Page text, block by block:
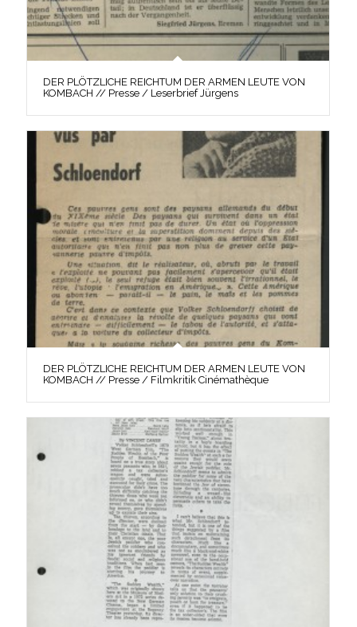
DER PLÖTZLICHE REICHTUM DER ARMEN LEUTE VON
KOMBACH // Presse / Leserbrief Jürgens
DER PLÖTZLICHE REICHTUM DER ARMEN LEUTE VON
KOMBACH // Presse / Filmkritik Cinémathèque